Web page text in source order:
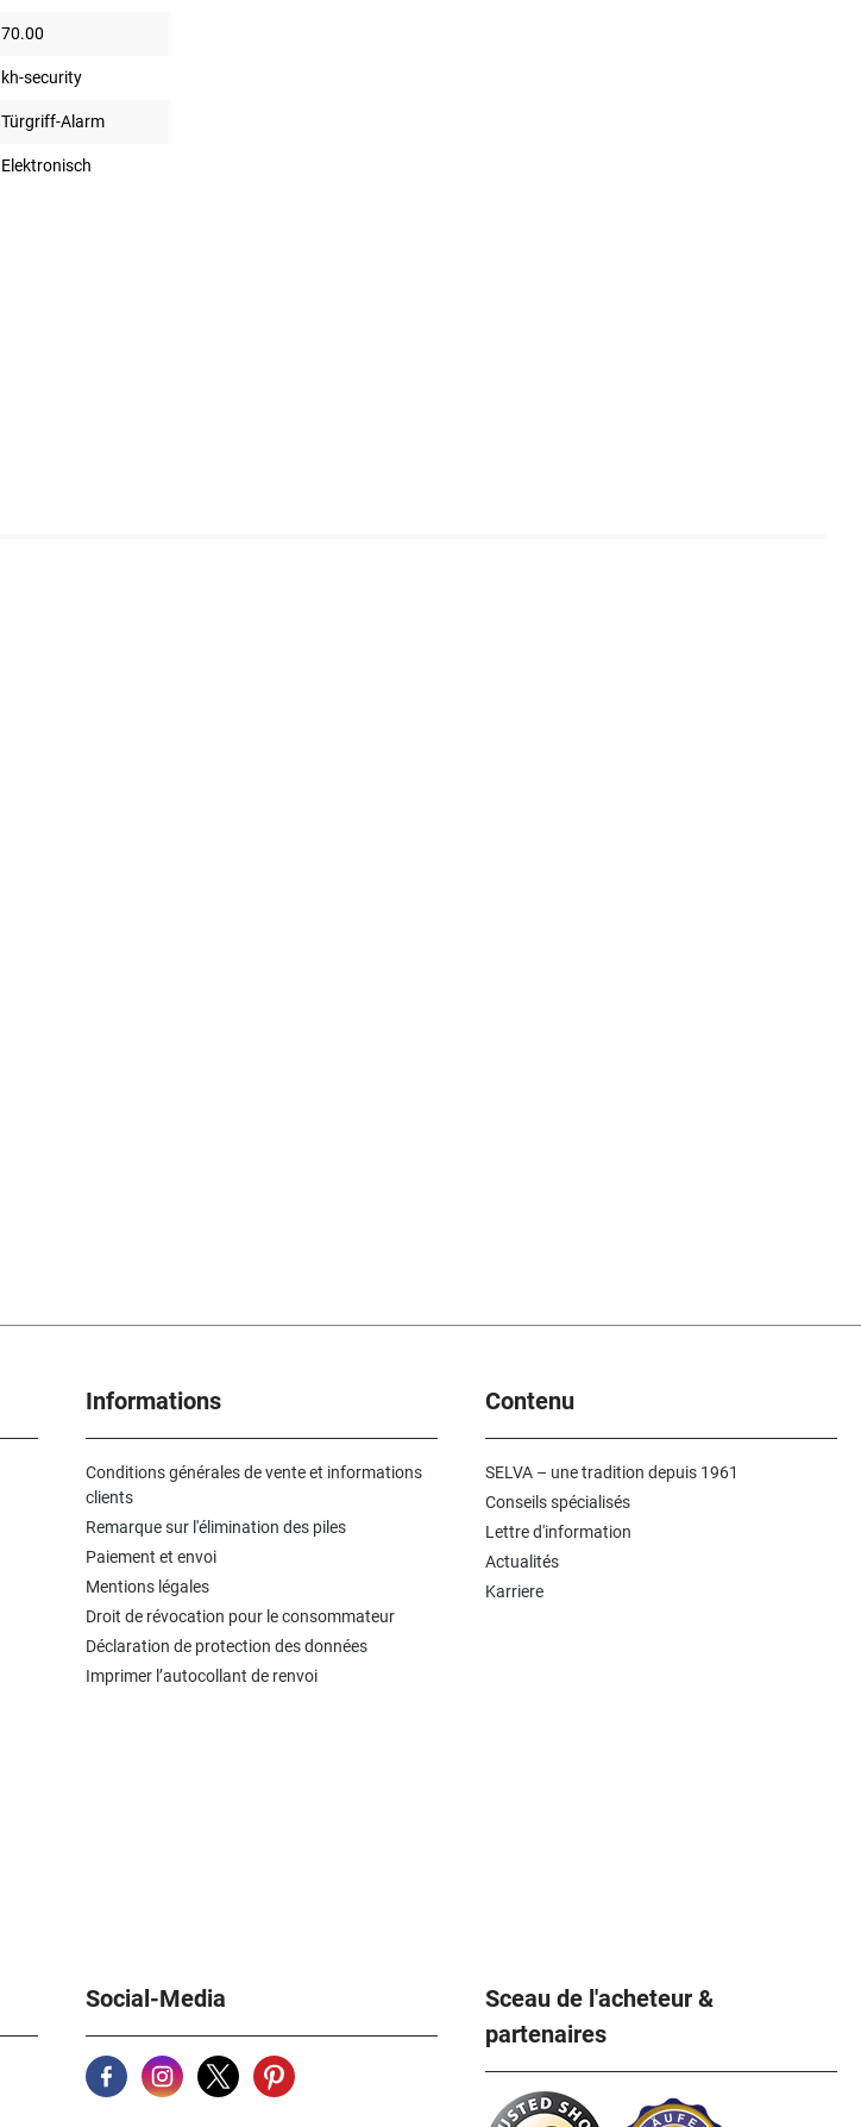
70.00
kh-security
Türgriff-Alarm
Elektronisch
Informations
Conditions générales de vente et informations
clients
Remarque sur l'élimination des piles
Paiement et envoi
Mentions légales
Droit de révocation pour le consommateur
Déclaration de protection des données
Imprimer l’autocollant de renvoi
Contenu
SELVA – une tradition depuis 1961
Conseils spécialisés
Lettre d'information
Actualités
Karriere
Social-Media
Sceau de l'acheteur &
partenaires